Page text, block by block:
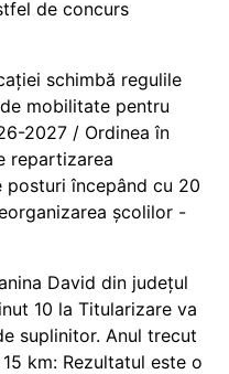
de concurs
schimbă regulile
mobilitate pentru
2027 / Ordinea în
repartizarea
posturi începând cu 20
școlilor -
David din județul
10 la Titularizare va
suplinitor. Anul trecut
km: Rezultatul este o